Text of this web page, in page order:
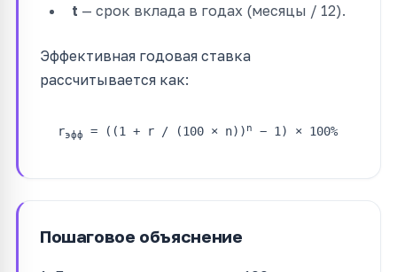
t — срок вклада в годах (месяцы / 12).
Эффективная годовая ставка
рассчитывается как:
rэфф = ((1 + r / (100 × n)) n − 1) × 100%
Пошаговое объяснение